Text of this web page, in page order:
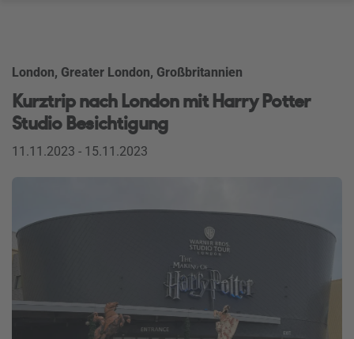
London, Greater London, Großbritannien
Kurztrip nach London mit Harry Potter
Studio Besichtigung
11.11.2023 - 15.11.2023